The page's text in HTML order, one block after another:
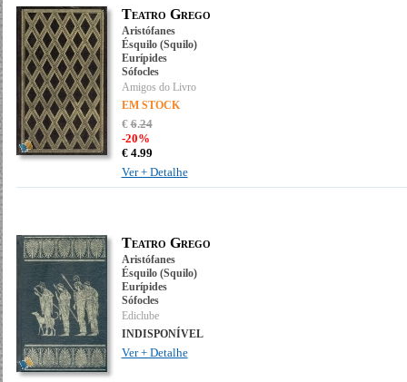
Teatro Grego
Aristófanes
Ésquilo (Squilo)
Eurípides
Sófocles
Amigos do Livro
EM STOCK
€6.24
-20%
€ 4.99
Ver + Detalhe
Teatro Grego
Aristófanes
Ésquilo (Squilo)
Eurípides
Sófocles
Ediclube
INDISPONÍVEL
Ver + Detalhe